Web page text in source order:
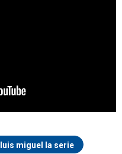
luis miguel la serie